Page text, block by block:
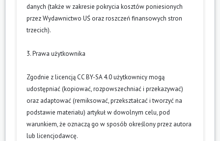
danych (także w zakresie pokrycia kosztów poniesionych
przez Wydawnictwo UŚ oraz roszczeń finansowych stron
trzecich).
3. Prawa użytkownika
Zgodnie z licencją CC BY-SA 4.0 użytkownicy mogą
udostępniać (kopiować, rozpowszechniać i przekazywać)
oraz adaptować (remiksować, przekształcać i tworzyć na
podstawie materiału) artykuł w dowolnym celu, pod
warunkiem, że oznaczą go w sposób określony przez autora
lub licencjodawcę.